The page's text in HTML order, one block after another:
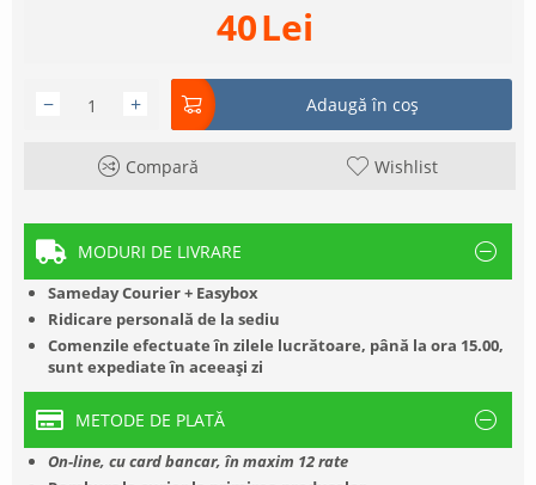
40Lei
+
− Adaugă în coș
Compară Wishlist
MODURI DE LIVRARE
Sameday Courier + Easybox
Ridicare personală de la sediu
Comenzile efectuate în zilele lucrătoare, până la ora 15.00,
sunt expediate în aceeași zi
METODE DE PLATĂ
On-line, cu card bancar, în maxim 12 rate